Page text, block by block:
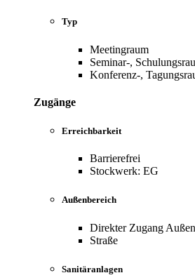
Typ
Meetingraum
Seminar-,
Konferenz-,
Zugänge
Erreichbarkeit
Barrierefrei
Stockwerk: EG
Außenbereich
Direkter Zugang
Straße
Sanitäranlagen